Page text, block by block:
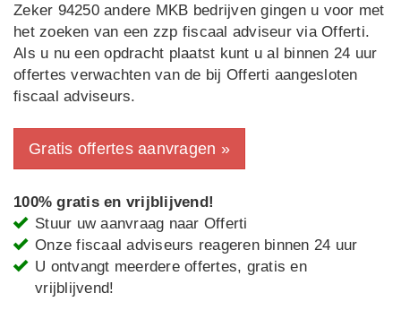
Zeker 94250 andere MKB bedrijven gingen u voor met
het zoeken van een zzp fiscaal adviseur via Offerti.
Als u nu een opdracht plaatst kunt u al binnen 24 uur
offertes verwachten van de bij Offerti aangesloten
fiscaal adviseurs.
Gratis offertes aanvragen »
100% gratis en vrijblijvend!
Stuur uw aanvraag naar Offerti
Onze fiscaal adviseurs reageren binnen 24 uur
U ontvangt meerdere offertes, gratis en
vrijblijvend!